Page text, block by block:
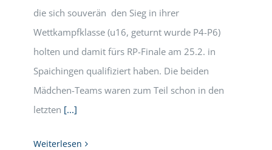
die sich souverän den Sieg in ihrer
Wettkampfklasse (u16, geturnt wurde P4-P6)
holten und damit fürs RP-Finale am 25.2. in
Spaichingen qualifiziert haben. Die beiden
Mädchen-Teams waren zum Teil schon in den
letzten [...]
Weiterlesen